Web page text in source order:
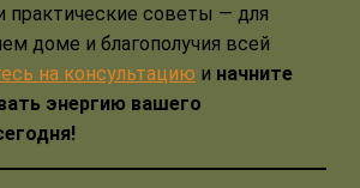
практические советы — для
доме и благополучия всей
на консультацию и начните
энергию вашего